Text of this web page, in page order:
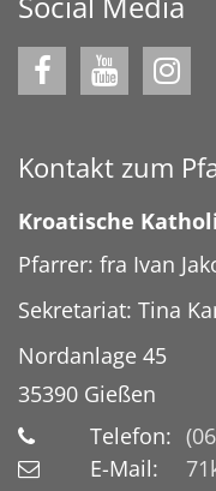
Kontakt zum
Kroatische
Pfarrer: fra Ivan
Sekretariat: Tina
Nordanlage 45
35390 Gießen
Telefon:
E-Mail: